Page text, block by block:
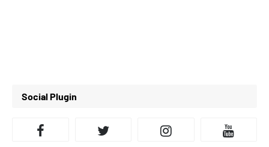
Social Plugin